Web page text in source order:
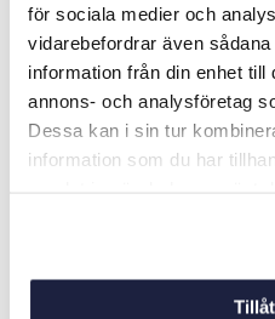
för sociala medier och
vidarebefordrar även
information från din enhet till
annons- och analysföretag
Dessa kan i sin tur
information som du har
Art nr: